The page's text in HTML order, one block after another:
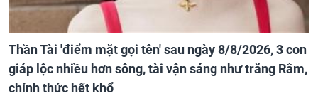
Thần Tài 'điểm mặt gọi tên' sau ngày 8/8/2026, 3 con
giáp lộc nhiều hơn sông, tài vận sáng như trăng Rằm,
chính thức hết khổ